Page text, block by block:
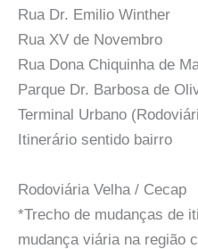
Rua Dr. Emilio Winther
Rua XV de Novembro
Rua Dona Chiquinha de
Parque Dr. Barbosa de
Terminal Urbano
Itinerário sentido bairro
Rodoviária Velha / Cecap
*Trecho de mudanças de
mudança viária na região